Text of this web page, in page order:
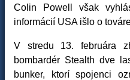
Colin Powell však
informácií USA išlo o
V stredu 13. februára
bombardér Stealth dve
bunker, ktorí spojenci